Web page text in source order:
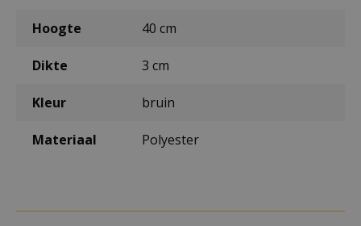
Hoogte 40 cm
Dikte 3 cm
Kleur bruin
Materiaal Polyester